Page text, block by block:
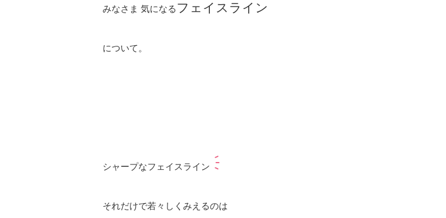
みなさま 気になる フェイスライン
について。
シャープなフェイスライン
それだけで若々しくみえるのは